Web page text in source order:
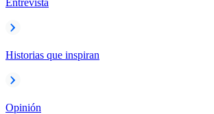
Entrevista
Historias que inspiran
Opinión